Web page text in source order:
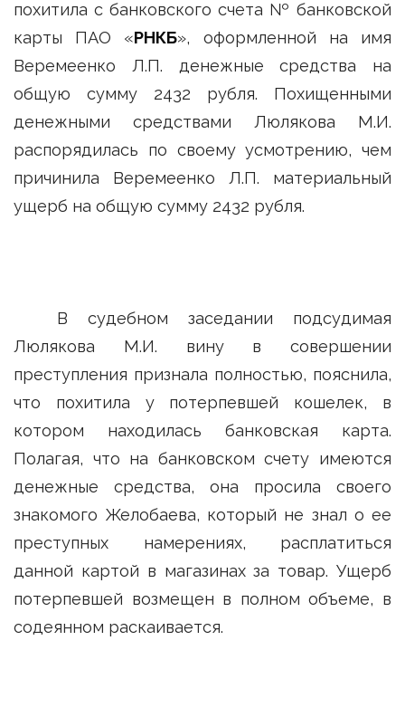
похитила с банковского счета № банковской
карты ПАО «РНКБ», оформленной на имя
Веремеенко Л.П. денежные средства на
общую сумму 2432 рубля. Похищенными
денежными средствами Люлякова М.И.
распорядилась по своему усмотрению, чем
причинила Веремеенко Л.П. материальный
ущерб на общую сумму 2432 рубля.
В судебном заседании подсудимая
Люлякова М.И. вину в совершении
преступления признала полностью, пояснила,
что похитила у потерпевшей кошелек, в
котором находилась банковская карта.
Полагая, что на банковском счету имеются
денежные средства, она просила своего
знакомого Желобаева, который не знал о ее
преступных намерениях, расплатиться
данной картой в магазинах за товар. Ущерб
потерпевшей возмещен в полном объеме, в
содеянном раскаивается.